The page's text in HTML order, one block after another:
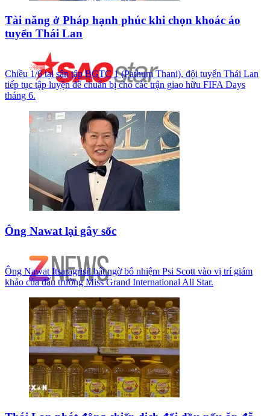
Tài năng ở Pháp hạnh phúc khi chọn khoác áo
tuyển Thái Lan
Chiều 1/6 tại sân tập BGTC 1 (Pathum Thani), đội tuyển Thái Lan
tiếp tục tập luyện để chuẩn bị cho các trận giao hữu FIFA Days
tháng 6.
Ông Nawat lại gây sốc
Ông Nawat Itsaragrisil bất ngờ bổ nhiệm Psi Scott vào vị trí giám
khảo của đấu trường Miss Grand International All Star.